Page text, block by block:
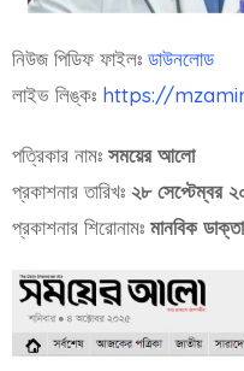
নিউজ পিডিফ ফাইলঃ ডাউনলোড
লাইভ লিঙ্কঃ https://
পত্রিকার নামঃ সময়ের আলো
প্রকাশনার তারিখঃ ২৮ সেপ্টেম্বর
প্রকাশনার শিরোনামঃ মানবিক